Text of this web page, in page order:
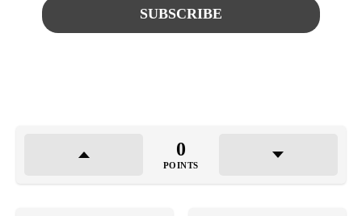
0
POINTS